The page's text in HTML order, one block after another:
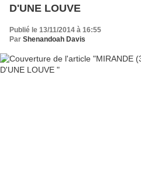
D'UNE LOUVE
Publié le 13/11/2014 à 16:55
Par Shenandoah Davis